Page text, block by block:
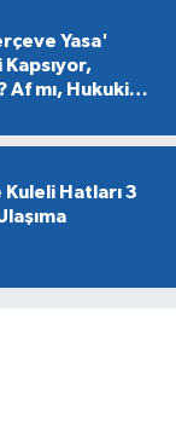
Yasa'
Af mı, Hukuki
Hatları 3